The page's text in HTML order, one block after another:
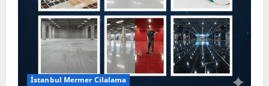
İstanbul Mermer Cilalama